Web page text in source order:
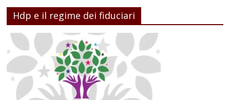
Hdp e il regime dei fiduciari